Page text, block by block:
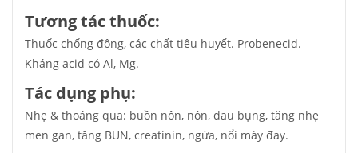
Tương tác thuốc:
Thuốc chống đông, các chất tiêu huyết. Probenecid.
Kháng acid có Al, Mg.
Tác dụng phụ:
Nhẹ & thoáng qua: buồn nôn, nôn, đau bụng, tăng nhẹ
men gan, tăng BUN, creatinin, ngứa, nổi mày đay.